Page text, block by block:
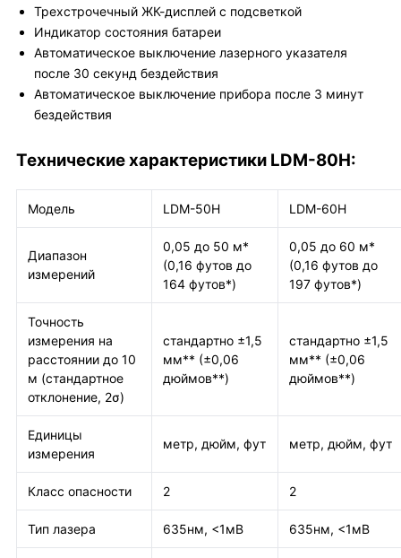
Трехстрочечный ЖК-дисплей с подсветкой
Индикатор состояния батареи
Автоматическое выключение лазерного указателя
после 30 секунд бездействия
Автоматическое выключение прибора после 3 минут
бездействия
Технические характеристики LDM-80H:
Модель LDM-50H LDM-60H
Диапазон
измерений
0,05 до 50 м*
(0,16 футов до
164 футов*)
0,05 до 60 м*
(0,16 футов до
197 футов*)
Точность
измерения на
расстоянии до 10
м (стандартное
отклонение, 2σ)
стандартно ±1,5
мм** (±0,06
дюймов**)
стандартно ±1,5
мм** (±0,06
дюймов**)
Единицы
измерения
метр, дюйм, фут метр, дюйм, фут
Класс опасности 2 2
Тип лазера 635нм, <1мВ 635нм, <1мВ